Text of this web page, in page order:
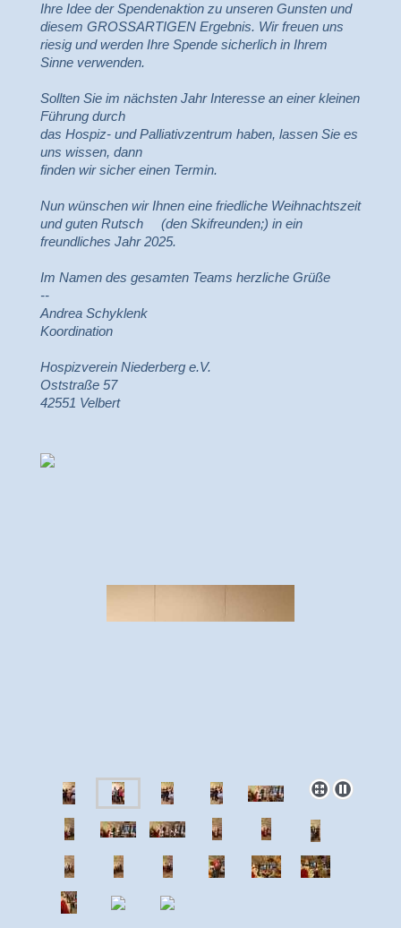
Ihre Idee der Spendenaktion zu unseren Gunsten und
diesem GROSSARTIGEN Ergebnis. Wir freuen uns
riesig und werden Ihre Spende sicherlich in Ihrem
Sinne verwenden.
Sollten Sie im nächsten Jahr Interesse an einer kleinen
Führung durch
das Hospiz- und Palliativzentrum haben, lassen Sie es
uns wissen, dann
finden wir sicher einen Termin.
Nun wünschen wir Ihnen eine friedliche Weihnachtszeit
und guten Rutsch (den Skifreunden;) in ein
freundliches Jahr 2025.
Im Namen des gesamten Teams herzliche Grüße
--
Andrea Schyklenk
Koordination
Hospizverein Niederberg e.V.
Oststraße 57
42551 Velbert